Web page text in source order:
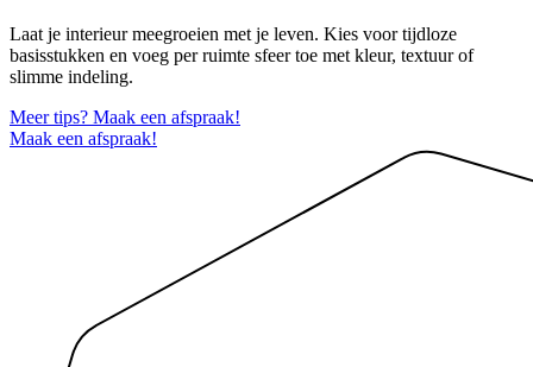
Laat je interieur meegroeien met je leven. Kies voor tijdloze
basisstukken en voeg per ruimte sfeer toe met kleur, textuur of
slimme indeling.
Meer tips? Maak een afspraak!
Maak een afspraak!